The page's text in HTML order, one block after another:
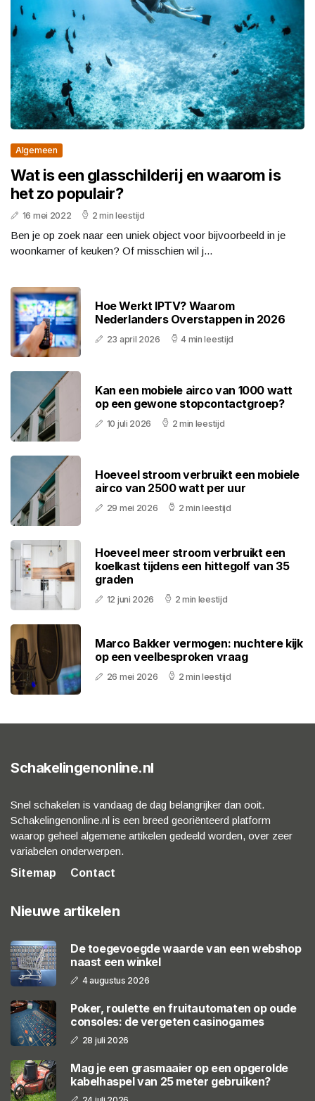
Algemeen
Wat is een glasschilderij en waarom is
het zo populair?
16 mei 2022 2 min leestijd
Ben je op zoek naar een uniek object voor bijvoorbeeld in je
woonkamer of keuken? Of misschien wil j...
Hoe Werkt IPTV? Waarom
Nederlanders Overstappen in 2026
23 april 2026 4 min leestijd
Kan een mobiele airco van 1000 watt
op een gewone stopcontactgroep?
10 juli 2026 2 min leestijd
Hoeveel stroom verbruikt een mobiele
airco van 2500 watt per uur
29 mei 2026 2 min leestijd
Hoeveel meer stroom verbruikt een
koelkast tijdens een hittegolf van 35
graden
12 juni 2026 2 min leestijd
Marco Bakker vermogen: nuchtere kijk
op een veelbesproken vraag
26 mei 2026 2 min leestijd
Schakelingenonline.nl
Snel schakelen is vandaag de dag belangrijker dan ooit.
Schakelingenonline.nl is een breed georiënteerd platform
waarop geheel algemene artikelen gedeeld worden, over zeer
variabelen onderwerpen.
Sitemap
Contact
Nieuwe artikelen
De toegevoegde waarde van een webshop
naast een winkel
4 augustus 2026
Poker, roulette en fruitautomaten op oude
consoles: de vergeten casinogames
28 juli 2026
Mag je een grasmaaier op een opgerolde
kabelhaspel van 25 meter gebruiken?